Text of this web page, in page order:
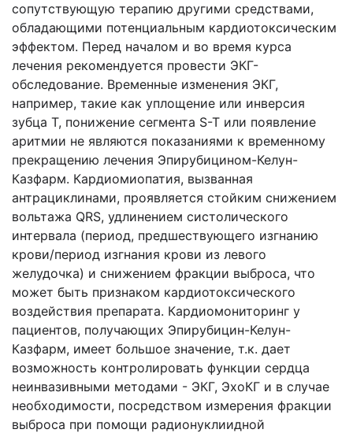
сопутствующую терапию другими средствами,
обладающими потенциальным кардиотоксическим
эффектом. Перед началом и во время курса
лечения рекомендуется провести ЭКГ-
обследование. Временные изменения ЭКГ,
например, такие как уплощение или инверсия
зубца Т, понижение сегмента S-T или появление
аритмии не являются показаниями к временному
прекращению лечения Эпирубицином-Келун-
Казфарм. Кардиомиопатия, вызванная
антрациклинами, проявляется стойким снижением
вольтажа QRS, удлинением систолического
интервала (период, предшествующего изгнанию
крови/период изгнания крови из левого
желудочка) и снижением фракции выброса, что
может быть признаком кардиотоксического
воздействия препарата. Кардиомониторинг у
пациентов, получающих Эпирубицин-Келун-
Казфарм, имеет большое значение, т.к. дает
возможность контролировать функции сердца
неинвазивными методами - ЭКГ, ЭхоКГ и в случае
необходимости, посредством измерения фракции
выброса при помощи радионуклиидной